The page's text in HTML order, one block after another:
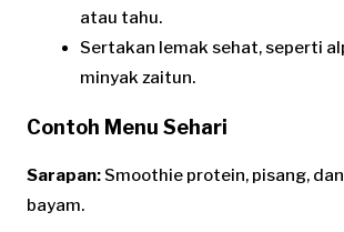
atau tahu.
Sertakan lemak sehat, seperti
minyak zaitun.
Contoh Menu Sehari
Sarapan:Smoothie protein, pisang,
bayam.